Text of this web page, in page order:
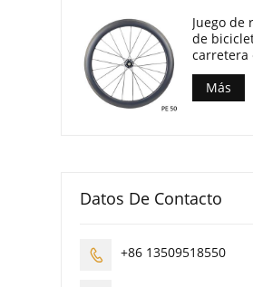
1280g
Juego de
de
carretera
cojinete de
cerámica
freno de
Más
Datos De Contacto
 +86 13509518550